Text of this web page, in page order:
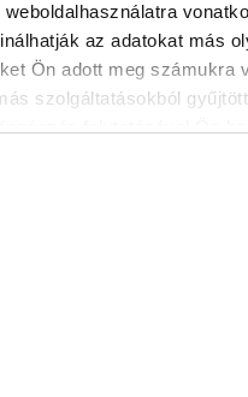
az adatokat más
Ön adott meg számukra
szolgáltatásokból